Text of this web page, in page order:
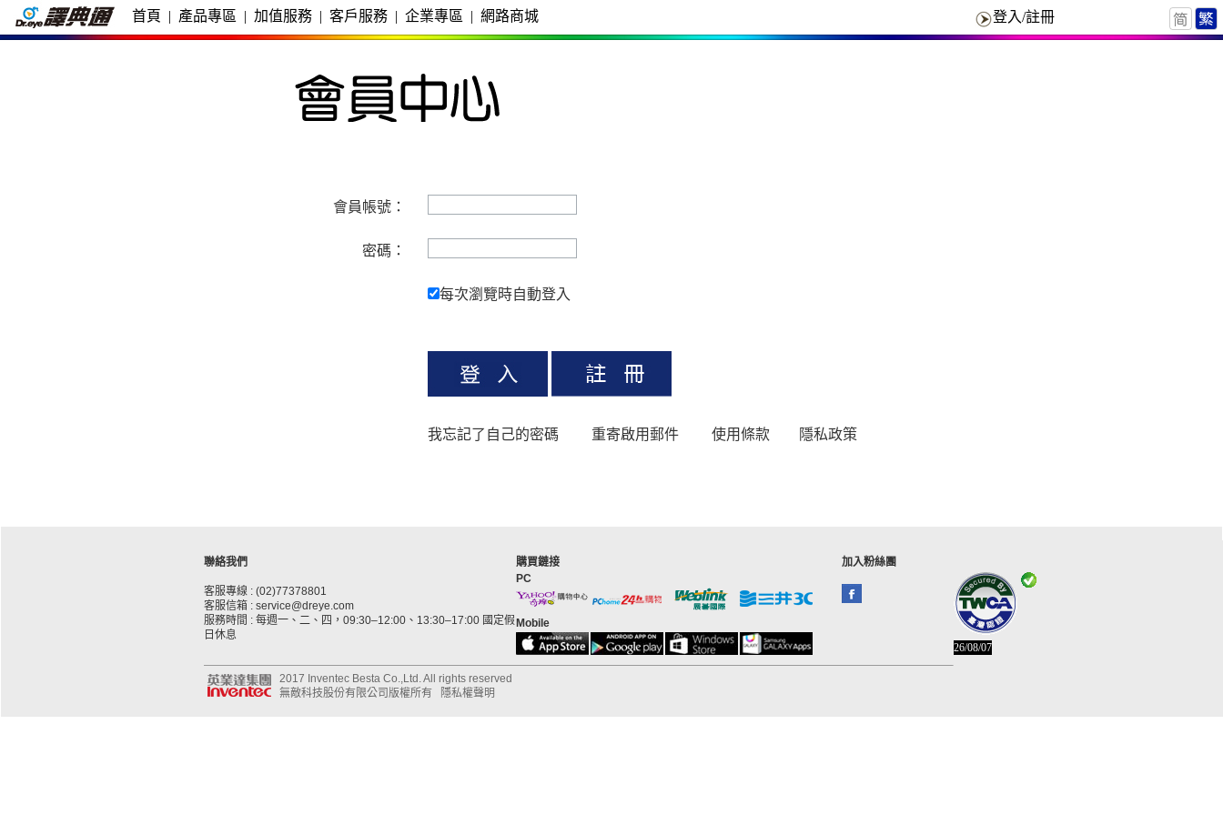
首頁 | 產品專區 | 加值服務 | 客戶服務 | 企業專區 | 網路商城 登入/註冊
會員帳號：
密碼：
每次瀏覽時自動登入
我忘記了自己的密碼 重寄啟用郵件 使用條款 隱私政策
聯絡我們
客服專線 : (02)77378801
客服信箱 : service@dreye.com
服務時間 : 每週一、二、四，09:30–12:00、13:30–17:00 國定假
日休息
購買鏈接
PC
Mobile
加入粉絲團
26/08/07
2017 Inventec Besta Co.,Ltd. All rights reserved
無敵科技股份有限公司版權所有
隱私權聲明